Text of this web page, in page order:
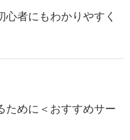
者にもわかりやすく
ために＜おすすめサー